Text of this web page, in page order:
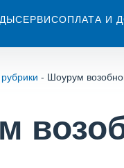
СЕРВИСОПЛАТА И
- Шоурум